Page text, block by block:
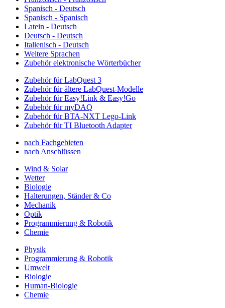
Spanisch - Deutsch
Spanisch - Spanisch
Latein - Deutsch
Deutsch - Deutsch
Italienisch - Deutsch
Weitere Sprachen
Zubehör elektronische Wörterbücher
Zubehör für LabQuest 3
Zubehör für ältere LabQuest-Modelle
Zubehör für Easy!Link & Easy!Go
Zubehör für myDAQ
Zubehör für BTA-NXT Lego-Link
Zubehör für TI Bluetooth Adapter
nach Fachgebieten
nach Anschlüssen
Wind & Solar
Wetter
Biologie
Halterungen, Ständer & Co
Mechanik
Optik
Programmierung & Robotik
Chemie
Physik
Programmierung & Robotik
Umwelt
Biologie
Human-Biologie
Chemie